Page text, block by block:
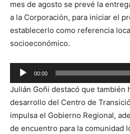
mes de agosto se prevé la
a la Corporación, para iniciar el
establecerlo como referencia
socioeconómico.
Reproductor
de
audio
00:00
Julián Goñi destacó que también
desarrollo del Centro de
impulsa el Gobierno Regional,
de encuentro para la comunidad